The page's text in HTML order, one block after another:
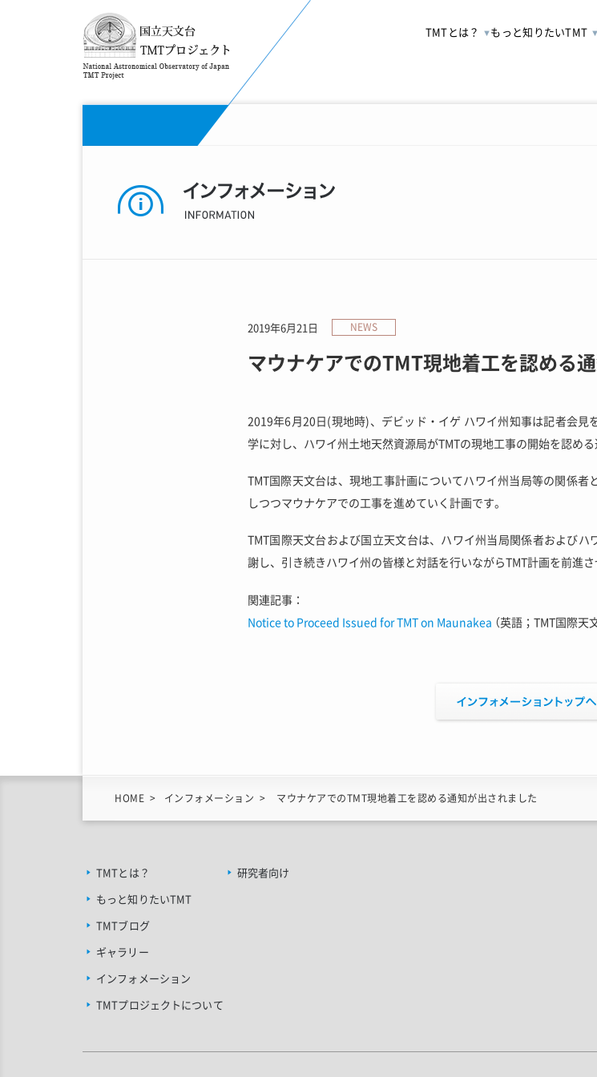
TMTとは？ もっと知りたいTMT
マウナケアでのTMT現地着工を認める
2019年6月21日 NEWS
2019年6月20日(現地時)、デビッド・イゲ ハワイ州知事は記者会見
学に対し、ハワイ州土地天然資源局がTMTの現地工事の開始を認め
TMT国際天文台は、現地工事計画についてハワイ州当局等の関係
しつつマウナケアでの工事を進めていく計画です。
TMT国際天文台および国立天文台は、ハワイ州当局関係者および
謝し、引き続きハワイ州の皆様と対話を行いながらTMT計画を前進さ
関連記事：
Notice to Proceed Issued for TMT on Maunakea （英語；TMT国際天
HOME インフォメーション マウナケアでのTMT現地着工を認める通知が出されました
TMTとは？
もっと知りたいTMT
TMTブログ
ギャラリー
インフォメーション
TMTプロジェクトについて
研究者向け